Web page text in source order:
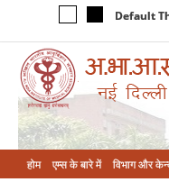
Default
होम एम्‍स के बारे में विभाग और